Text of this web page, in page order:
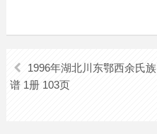
1996年湖北川东鄂西余氏族
谱 1册 103页